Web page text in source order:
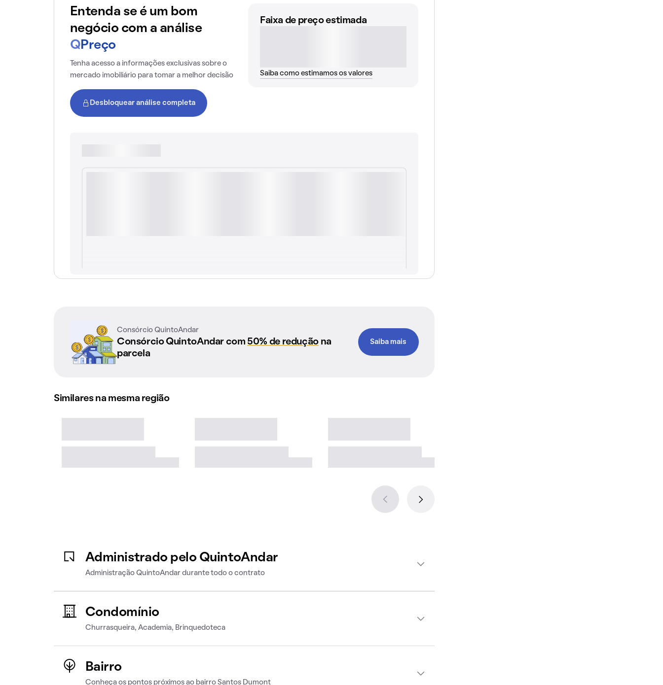
Entenda se é um bom
negócio com a análise
Q Preço
Tenha acesso a informações exclusivas sobre o
mercado imobiliário para tomar a melhor decisão
Desbloquear análise completa
Faixa de preço estimada
Saiba como estimamos os valores
Consórcio QuintoAndar
Consórcio QuintoAndar com 50% de reduçãona
parcela
Saiba mais
Similares na mesma região
Administrado pelo QuintoAndar
Administração QuintoAndar durante todo o contrato
Condomínio
Churrasqueira, Academia, Brinquedoteca
Bairro
Conheça os pontos próximos ao bairro Santos Dumont